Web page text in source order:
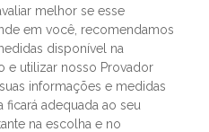
melhor se esse
em você, recomendamos
disponível na
e utilizar nosso Provador
informações e medidas
ficará adequada ao seu
na escolha e no